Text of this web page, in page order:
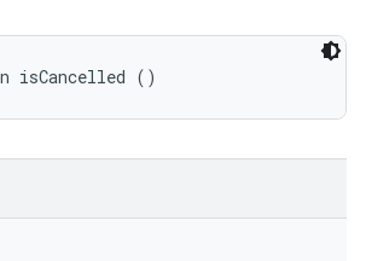
isCancelled ()